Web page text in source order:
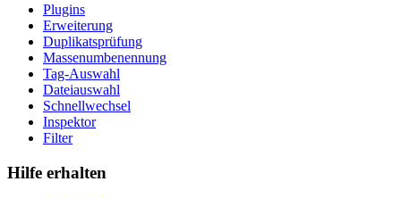
Plugins
Erweiterung
Duplikatsprüfung
Massenumbenennung
Tag-Auswahl
Dateiauswahl
Schnellwechsel
Inspektor
Filter
Hilfe erhalten